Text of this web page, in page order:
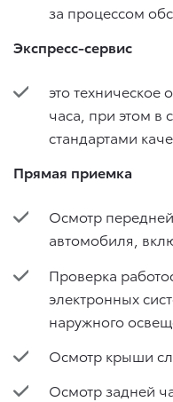
за процессом
Экспресс-сервис
это техническое
часа, при этом в
стандартами
Прямая приемка
Осмотр
автомобиля,
Проверка
электронных
наружного
Осмотр крыши
Осмотр задней